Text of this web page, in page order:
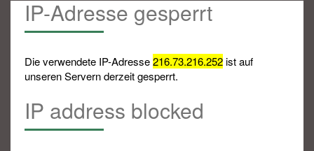
IP-Adresse gesperrt
Die verwendete IP-Adresse216.73.216.252ist auf
unseren Servern derzeit gesperrt.
IP address blocked